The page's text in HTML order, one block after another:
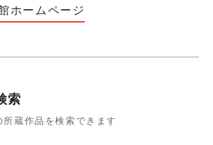
ホームページ
索
蔵作品を検索できます